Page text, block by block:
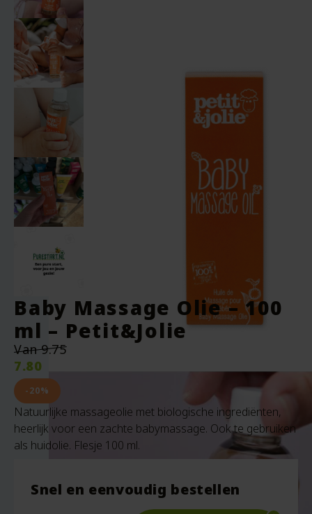
Baby Massage Olie – 100
ml – Petit&Jolie
Van9.75Oorspronkelijke
7.80
Huidige
prijs
is:
€7.80.
-20%
Natuurlijke massageolie met biologische ingrediënten,
heerlijk voor een zachte babymassage. Ook te gebruiken
als huidolie. Flesje 100 ml.
Snel en eenvoudig bestellen